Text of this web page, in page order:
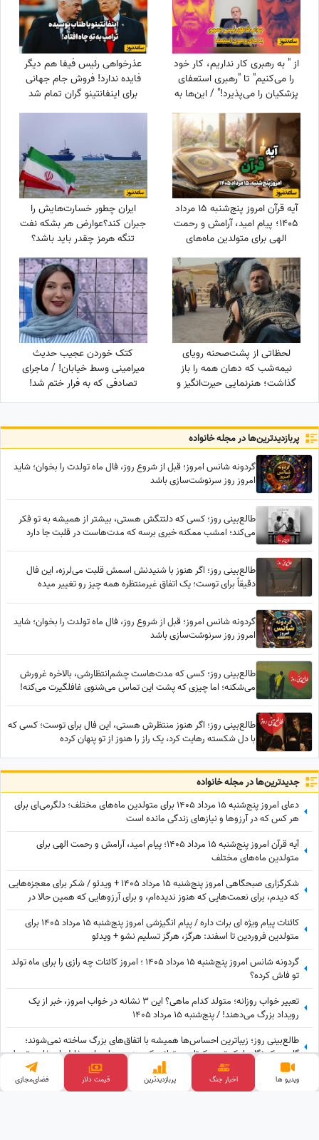
از " به رهبری کار نداریم، کار خود
را می‌کنیم" تا "رهبری استعفای
پزشکیان را می‌پذیرد!" / این‌ها به
نفع چه کسی کار می‌کنند؟
عذرخواهی رئیس فیفا هم دیگر
فایده ندارد! فروش جام جهانی
برای اینفانتینو گران تمام شد
آیه قرآن امروز پنج‌شنبه 15 مرداد
1405؛ پیام امید، آرامش و رحمت
الهی برای متولدین ماه‌های
مختلف
ایران چطور خسارت‌هایش را
جبران کند؟عوارض هر بشکه نفت
تنگه هرمز چقدر باید باشد؟
لحظاتی از پشت‌صحنه رویای
نیمه‌شب که دهان همه را باز
گذاشت؛ هنرنمایی حیرت‌انگیز و
جانانه روزبه حصاری بدون
کتک خوردن عجیب حدیث
میرامینی وسط خیابان! / ماجرای
تصادفی که به فرار ختم شد!
پربازدید‌ترین‌ها در مجله خانواده
گردونه شانس امروز؛ قبل از شروع روز، فال ماه تولدت را بخوان؛ شاید
امروز روز سرنوشت‌سازی باشد
طالع‌بینی روز؛ کسی که دلتنگش هستی، بیشتر از همیشه به تو فکر
می‌کند؛ امشب ممکنه خبری برسه که مدت‌هاست در قلبت جا دارد
طالع‌بینی روز؛ اگر هنوز با شنیدنش اسمش قلبت می‌لرزه، این فال
دقیقاً برای توست؛ یک اتفاق غیرمنتظره همه چیز رو تغییر میده
گردونه شانس امروز؛ قبل از شروع روز، فال ماه تولدت را بخوان؛ شاید
امروز روز سرنوشت‌سازی باشد
طالع‌بینی روز؛ کسی که مدت‌هاست چشم‌انتظارشی، بالاخره غرورش
می‌شکنه؛ اما چیزی که پشت این تماس می‌شنوی غافلگیرت می‌کنه!
طالع‌بینی روز؛ اگر هنوز منتظرش هستی، این فال برای توست؛ کسی که
با دل شکسته رهایت کرد، یک راز را هنوز از تو پنهان کرده
جدید‌ترین‌ها در مجله خانواده
دعای امروز پنج‌شنبه 15 مرداد 1405 برای متولدین ماه‌های مختلف؛ دلگرمی‌ای برای
هر کس که در آرزوها و نیازهای زندگی مانده است
آیه قرآن امروز پنج‌شنبه 15 مرداد 1405؛ پیام امید، آرامش و رحمت الهی برای
متولدین ماه‌های مختلف
شکرگزاری صبحگاهی امروز پنج‌شنبه 15 مرداد 1405 + ویدئو / شکر برای معجزه‌هایی
که دیدم، برای نعمت‌هایی که هنوز ندیده‌ام، و برای آرزوهایی که همین حالا در
مسیر رسیدن به من هستند
کائنات پیام ویژه ای برات داره / پیام انگیزشی امروز پنج‌شنبه 15 مرداد 1405 برای
متولدین فروردین تا اسفند: هرگز، هرگز تسلیم نشو + ویدئو
گردونه شانس امروز پنج‌شنبه 15 مرداد 1405 ؛ امروز کائنات چه رازی را برای ماه تولد
تو فاش کرده؟
تعبیر خواب روزانه؛ متولد کدام ماهی؟ این 3 نشانه در خواب امروز، خبر از یک
رویداد بزرگ می‌دهند! / پنج‌شنبه 15 مرداد 1405
طالع‌بینی روز؛ زیباترین احساس‌ها همیشه با اتفاق‌های بزرگ ساخته نمی‌شوند؛
گاهی یک نگاه یا یک توجه کوتاه می‌تواند یک روز معمولی را به خاطره‌ای خاص تبدیل
کند / پنج‌شنبه 15 مرداد 1405
فال شمع روزانه امروز پنج‌شنبه 15 مرداد 1405 / کسی در کار شما مخالفت می کند،
ویدیو ها اخبار جنگ پربازدید‌ترین قیمت دلار فضای‌مجازی